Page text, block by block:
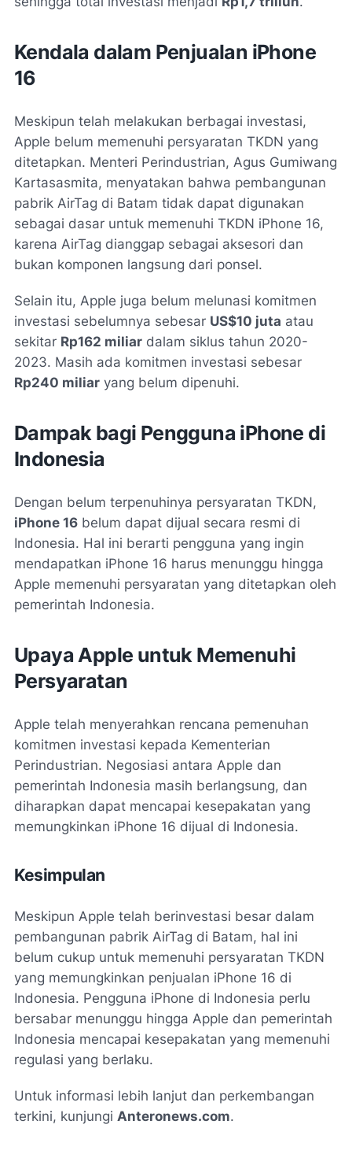
Kendala dalam Penjualan iPhone
16
Meskipun telah melakukan berbagai investasi,
Apple belum memenuhi persyaratan TKDN yang
ditetapkan. Menteri Perindustrian, Agus Gumiwang
Kartasasmita, menyatakan bahwa pembangunan
pabrik AirTag di Batam tidak dapat digunakan
sebagai dasar untuk memenuhi TKDN iPhone 16,
karena AirTag dianggap sebagai aksesori dan
bukan komponen langsung dari ponsel.
Selain itu, Apple juga belum melunasi komitmen
investasi sebelumnya sebesar US$10 juta atau
sekitar Rp162 miliar dalam siklus tahun 2020-
2023. Masih ada komitmen investasi sebesar
Rp240 miliar yang belum dipenuhi.
Dampak bagi Pengguna iPhone di
Indonesia
Dengan belum terpenuhinya persyaratan TKDN,
iPhone 16 belum dapat dijual secara resmi di
Indonesia. Hal ini berarti pengguna yang ingin
mendapatkan iPhone 16 harus menunggu hingga
Apple memenuhi persyaratan yang ditetapkan oleh
pemerintah Indonesia.
Upaya Apple untuk Memenuhi
Persyaratan
Apple telah menyerahkan rencana pemenuhan
komitmen investasi kepada Kementerian
Perindustrian. Negosiasi antara Apple dan
pemerintah Indonesia masih berlangsung, dan
diharapkan dapat mencapai kesepakatan yang
memungkinkan iPhone 16 dijual di Indonesia.
Kesimpulan
Meskipun Apple telah berinvestasi besar dalam
pembangunan pabrik AirTag di Batam, hal ini
belum cukup untuk memenuhi persyaratan TKDN
yang memungkinkan penjualan iPhone 16 di
Indonesia. Pengguna iPhone di Indonesia perlu
bersabar menunggu hingga Apple dan pemerintah
Indonesia mencapai kesepakatan yang memenuhi
regulasi yang berlaku.
Untuk informasi lebih lanjut dan perkembangan
terkini, kunjungi Anteronews.com.